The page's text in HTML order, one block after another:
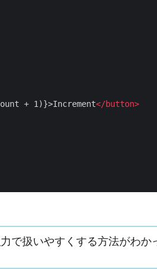
+ 1 )}>Increment</button>
で扱いやすくする方法がわか